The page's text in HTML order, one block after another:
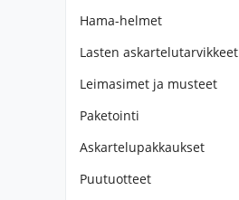
Hama-helmet
Lasten askartelutarvikkeet
Leimasimet ja musteet
Paketointi
Askartelupakkaukset
Puutuotteet